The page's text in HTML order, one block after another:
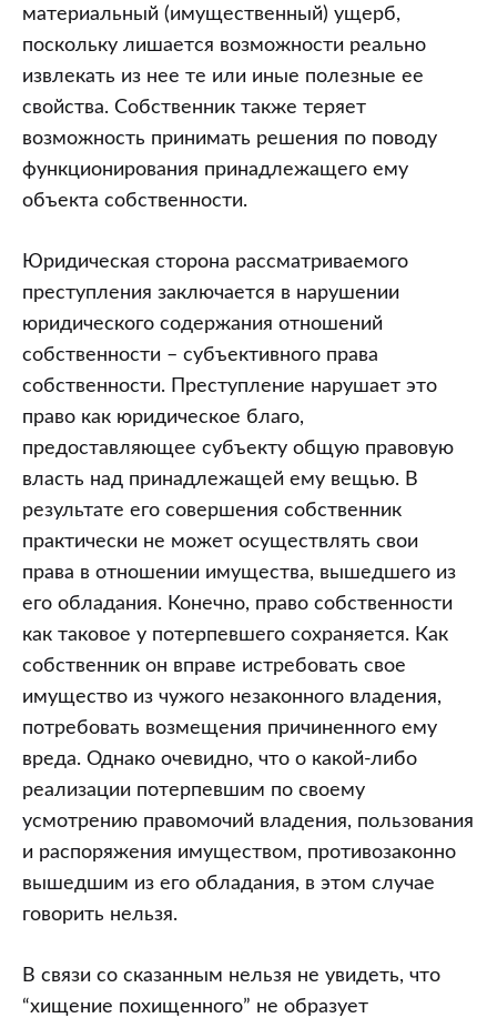
материальный (имущественный) ущерб,
поскольку лишается возможности реально
извлекать из нее те или иные полезные ее
свойства. Собственник также теряет
возможность принимать решения по поводу
функционирования принадлежащего ему
объекта собственности.
Юридическая сторона рассматриваемого
преступления заключается в нарушении
юридического содержания отношений
собственности – субъективного права
собственности. Преступление нарушает это
право как юридическое благо,
предоставляющее субъекту общую правовую
власть над принадлежащей ему вещью. В
результате его совершения собственник
практически не может осуществлять свои
права в отношении имущества, вышедшего из
его обладания. Конечно, право собственности
как таковое у потерпевшего сохраняется. Как
собственник он вправе истребовать свое
имущество из чужого незаконного владения,
потребовать возмещения причиненного ему
вреда. Однако очевидно, что о какой-либо
реализации потерпевшим по своему
усмотрению правомочий владения, пользования
и распоряжения имуществом, противозаконно
вышедшим из его обладания, в этом случае
говорить нельзя.
В связи со сказанным нельзя не увидеть, что
“хищение похищенного” не образует